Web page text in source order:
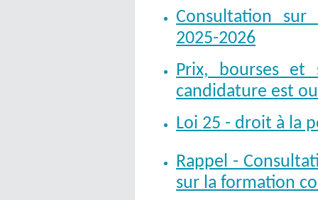
Consultation
2025-2026
Prix, bourses et
candidature est
Loi 25 - droit à la
Rappel -
sur la formation